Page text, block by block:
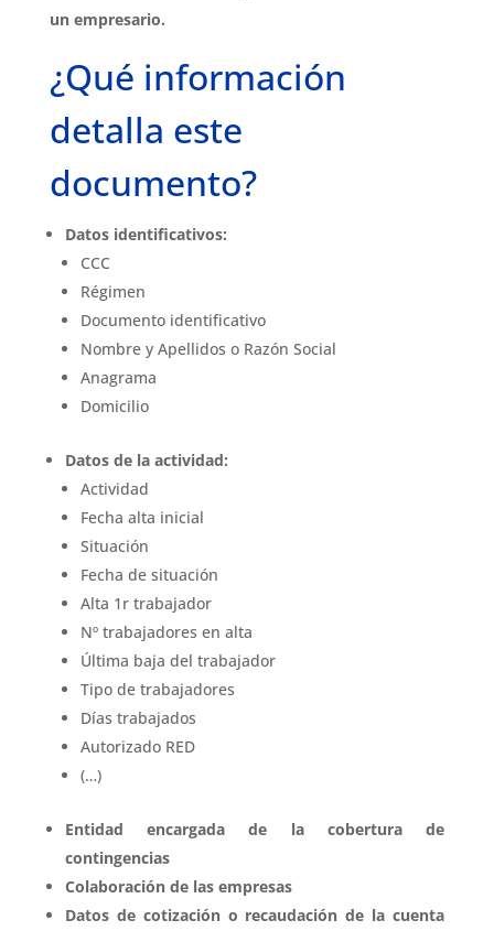
un empresario.
¿Qué información
detalla este
documento?
Datos identificativos:
CCC
Régimen
Documento identificativo
Nombre y Apellidos o Razón Social
Anagrama
Domicilio
Datos de la actividad:
Actividad
Fecha alta inicial
Situación
Fecha de situación
Alta 1r trabajador
Nº trabajadores en alta
Última baja del trabajador
Tipo de trabajadores
Días trabajados
Autorizado RED
(…)
Entidad encargada de la cobertura de
contingencias
Colaboración de las empresas
Datos de cotización o recaudación de la cuenta